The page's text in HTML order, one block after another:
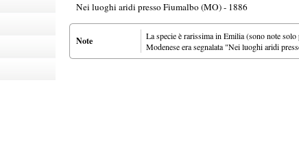
Nei luoghi aridi presso Fiumalbo (MO) - 1886
Note
La specie è rarissima in Emilia (sono note
Modenese era segnalata "Nei luoghi aridi